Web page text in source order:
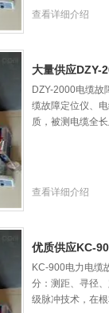
查看详细介绍
大量供应DZY-
DZY-2000电缆故
缆故障定位仪、
质，被测电缆全
查看详细介绍
优质供应KC-
KC-900电力电缆
分：测距、寻径
级脉冲技术，在